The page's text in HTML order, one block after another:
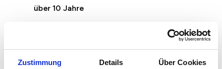
Zustimmung Details Über Cookies
über 10 Jahre
Immobilienverkauf